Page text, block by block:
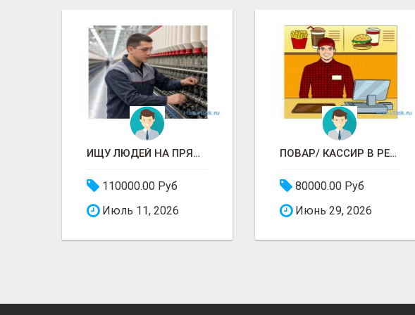
ИЩУ ЛЮДЕЙ НА ПРЯДИЛЬНОЕ ПРОИЗВОДСТВО В ЖИЛИНО-2 (ЛЮБЕРЦЫ), ФАБРИКА «ПЕХОРСКИЙ ТЕКСТИЛЬ»
110000.00 Руб
Июль 11, 2026
ПОВАР/ КАССИР В РЕСТОРАНЕ РОСТИКС (КФС)
80000.00 Руб
Июнь 29, 2026